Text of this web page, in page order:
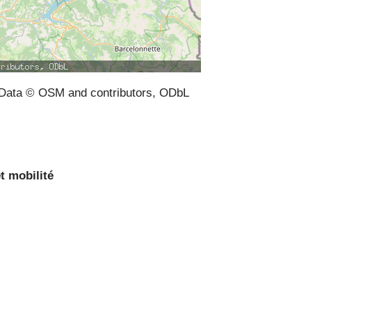
© OSM and contributors, ODbL
mobilité